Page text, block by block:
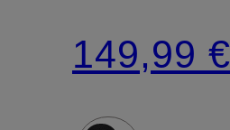
149,99 €